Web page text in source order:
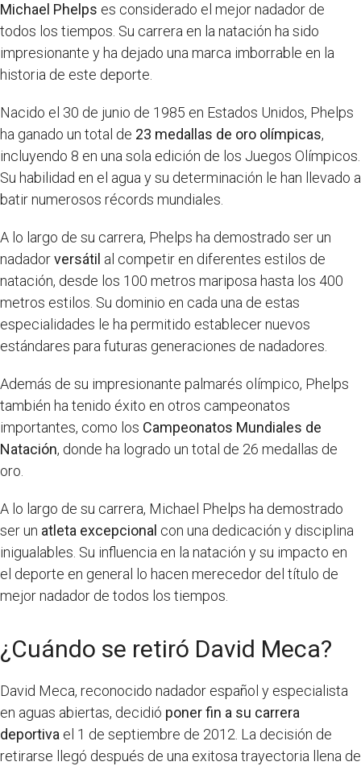
Michael Phelps es considerado el mejor nadador de
todos los tiempos. Su carrera en la natación ha sido
impresionante y ha dejado una marca imborrable en la
historia de este deporte.
Nacido el 30 de junio de 1985 en Estados Unidos, Phelps
ha ganado un total de 23 medallas de oro olímpicas,
incluyendo 8 en una sola edición de los Juegos Olímpicos.
Su habilidad en el agua y su determinación le han llevado a
batir numerosos récords mundiales.
A lo largo de su carrera, Phelps ha demostrado ser un
nadadorversátil al competir en diferentes estilos de
natación, desde los 100 metros mariposa hasta los 400
metros estilos. Su dominio en cada una de estas
especialidades le ha permitido establecer nuevos
estándares para futuras generaciones de nadadores.
Además de su impresionante palmarés olímpico, Phelps
también ha tenido éxito en otros campeonatos
importantes, como los Campeonatos Mundiales de
Natación, donde ha logrado un total de 26 medallas de
oro.
A lo largo de su carrera, Michael Phelps ha demostrado
ser un atleta excepcional con una dedicación y disciplina
inigualables. Su influencia en la natación y su impacto en
el deporte en general lo hacen merecedor del título de
mejor nadador de todos los tiempos.
¿Cuándo se retiró David Meca?
David Meca, reconocido nadador español y especialista
en aguas abiertas, decidió poner fin a su carrera
deportiva el 1 de septiembre de 2012. La decisión de
retirarse llegó después de una exitosa trayectoria llena de